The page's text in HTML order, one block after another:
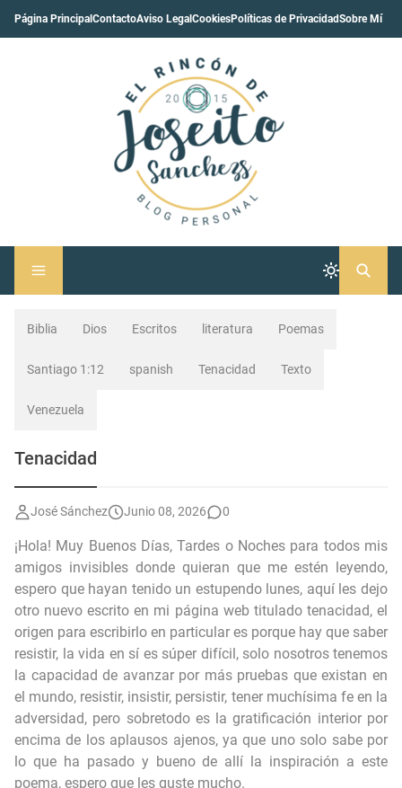
Página Principal ContactoAviso Legal CookiesPolíticas de PrivacidadSobre Mí
Biblia Dios Escritos literatura Poemas
Santiago 1:12 spanish Tenacidad Texto
Venezuela
Tenacidad
José Sánchez Junio 08, 2026 0
¡Hola! Muy Buenos Días, Tardes o Noches para todos mis
amigos invisibles donde quieran que me estén leyendo,
espero que hayan tenido un estupendo lunes, aquí les dejo
otro nuevo escrito en mi página web titulado tenacidad, el
origen para escribirlo en particular es porque hay que saber
resistir, la vida en sí es súper difícil, solo nosotros tenemos
la capacidad de avanzar por más pruebas que existan en
el mundo, resistir, insistir, persistir, tener muchísima fe en la
adversidad, pero sobretodo es la gratificación interior por
encima de los aplausos ajenos, ya que uno solo sabe por
lo que ha pasado y bueno de allí la inspiración a este
poema, espero que les guste mucho.